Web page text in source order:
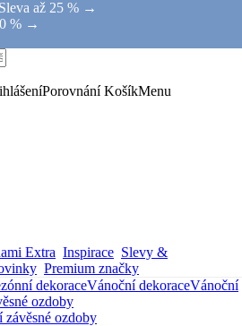
Sleva až 25 % →
% →
Porovnání KošíkMenu
Extra Inspirace Slevy &
Premium značky
dekoraceVánoční dekoraceVánoční
ozdoby
závěsné ozdoby